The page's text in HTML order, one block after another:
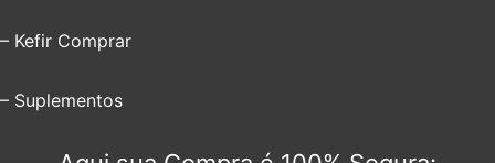
– Kefir Comprar
– Suplementos